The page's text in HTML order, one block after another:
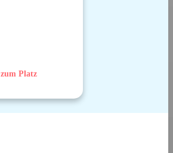
zum Platz